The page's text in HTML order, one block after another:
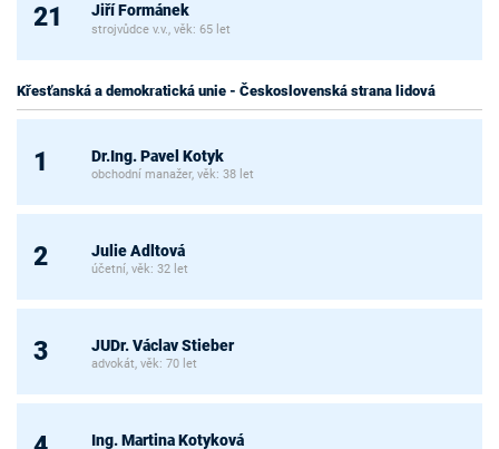
21 Jiří Formánek
strojvůdce v.v., věk: 65 let
Křesťanská a demokratická unie - Československá strana lidová
1 Dr.Ing. Pavel Kotyk
obchodní manažer, věk: 38 let
2 Julie Adltová
účetní, věk: 32 let
3 JUDr. Václav Stieber
advokát, věk: 70 let
Ing. Martina Kotyková